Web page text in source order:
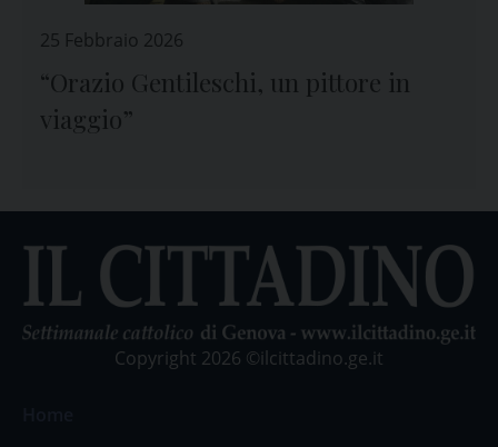
25 Febbraio 2026
“Orazio Gentileschi, un pittore in
viaggio”
Copyright 2026 ©ilcittadino.ge.it